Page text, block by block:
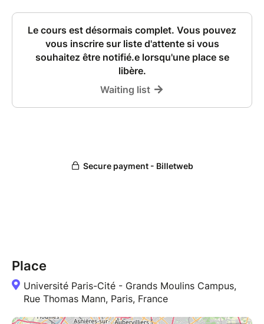
Place
Université Paris-Cité - Grands Moulins Campus,
Rue Thomas Mann, Paris, France